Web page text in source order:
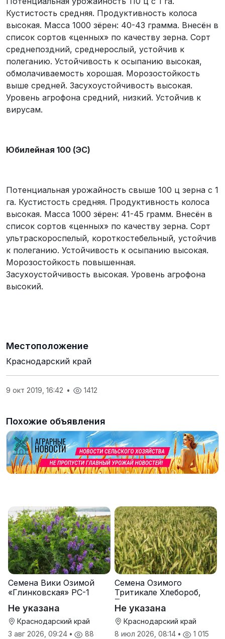
Кустистость средняя. Продуктивность колоса
высокая. Масса 1000 зёрен: 40-43 грамма. Внесён в
список сортов «ценных» по качеству зерна. Сорт
среднепоздний, среднерослый, устойчив к
полеганию. Устойчивость к осыпанию высокая,
обмолачиваемость хорошая. Морозостойкость
выше средней. Засухоустойчивость высокая.
Уровень агрофона средний, низкий. Устойчив к
вирусам.
Юбилейная 100 (ЭС)
Потенциальная урожайность свыше 100 ц зерна с 1
га. Кустистость средняя. Продуктивность колоса
высокая. Масса 1000 зёрен: 41-45 грамм. Внесён в
список сортов «ценных» по качеству зерна. Сорт
ультраскороспелый, короткостебельный, устойчив
к полеганию. Устойчивость к осыпанию высокая.
Морозостойкость повышенная.
Засухоустойчивость высокая. Уровень агрофона
высокий.
Местоположение
Краснодарский край
9 окт 2019, 16:42 • 1412
Похожие объявления
Семена Вики Озимой
«Глинковская» РС-1
Не указана
Краснодарский край
3 авг 2026, 09:24 • 88
Семена Озимого
Тритикале Хлебороб,
Тихон
Не указана
Краснодарский край
8 июл 2026, 08:14 • 1 015